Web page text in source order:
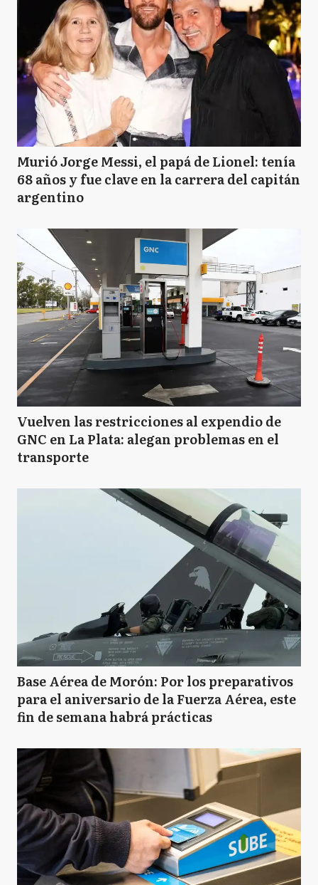
Murió Jorge Messi, el papá de Lionel: tenía
68 años y fue clave en la carrera del capitán
argentino
Vuelven las restricciones al expendio de
GNC en La Plata: alegan problemas en el
transporte
Base Aérea de Morón: Por los preparativos
para el aniversario de la Fuerza Aérea, este
fin de semana habrá prácticas